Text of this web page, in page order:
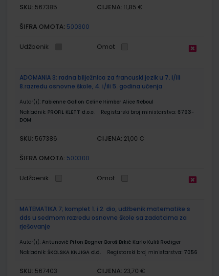
SKU: 567385 CIJENA: 11,85 €
ŠIFRA OMOTA: 500300
Udžbenik Omot
ADOMANIA 3; radna bilježnica za francuski jezik u 7. i/ili
8.razredu osnovne škole, 4. i/ili 5. godina učenja
Autor(i): Fabienne Gallon Celine Himber Alice Reboul
Nakladnik: PROFIL KLETT d.o.o. Registarski broj ministarstva: 6793-
DOM
SKU: 567386 CIJENA: 21,00 €
ŠIFRA OMOTA: 500300
Udžbenik Omot
MATEMATIKA 7; komplet 1. i 2. dio, udžbenik matematike s
dds u sedmom razredu osnovne škole sa zadatcima za
rješavanje
Autor(i): Antunović Piton Bogner Boroš Brkić Karlo Kuliš Rodiger
Nakladnik: ŠKOLSKA KNJIGA d.d. Registarski broj ministarstva: 7056
SKU: 567403 CIJENA: 23,70 €